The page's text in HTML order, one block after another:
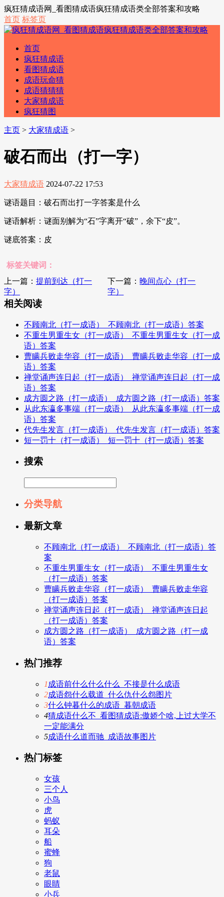
疯狂猜成语网_看图猜成语疯狂猜成语类全部答案和攻略
首页 标签页
首页
疯狂猜成语
看图猜成语
成语玩命猜
成语猜猜猜
大家猜成语
疯狂猜图
主页 > 大家猜成语 >
破石而出（打一字）
大家猜成语 2024-07-22 17:53
谜语题目：破石而出打一字答案是什么
谜语解析：谜面别解为“石”字离开“破”，余下“皮”。
谜底答案：皮
标签关键词：
上一篇： 提前到达（打一
字）
下一篇： 晚间点心（打一
字）
相关阅读
不顾南北（打一成语）_不顾南北（打一成语）答案
不重生男重生女（打一成语）_不重生男重生女（打一成
语）答案
曹瞒兵败走华容（打一成语）_曹瞒兵败走华容（打一成
语）答案
禅堂诵声连日起（打一成语）_禅堂诵声连日起（打一成
语）答案
成方圆之路（打一成语）_成方圆之路（打一成语）答案
从此东瀛多事端（打一成语）_从此东瀛多事端（打一成
语）答案
代先生发言（打一成语）_代先生发言（打一成语）答案
短一罚十（打一成语）_短一罚十（打一成语）答案
搜索
分类导航
最新文章
不顾南北（打一成语）_不顾南北（打一成语）答
案
不重生男重生女（打一成语）_不重生男重生女
（打一成语）答案
曹瞒兵败走华容（打一成语）_曹瞒兵败走华容
（打一成语）答案
禅堂诵声连日起（打一成语）_禅堂诵声连日起
（打一成语）答案
成方圆之路（打一成语）_成方圆之路（打一成
语）答案
热门推荐
1 成语前什么什么什么_不接是什么成语
2成语怨什么载道_什么仇什么怨图片
3什么钟暮什么的成语_暮朝成语
4猜成语什么不_看图猜成语:傲娇个啥,上过大学不
一定能满分
5成语什么道而驰_成语故事图片
热门标签
女孩
三个人
小鸟
虎
蚂蚁
耳朵
船
蜜蜂
狗
老鼠
眼睛
小兵